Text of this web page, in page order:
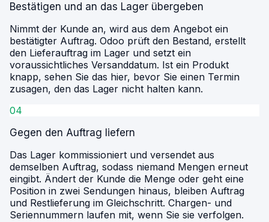
Bestätigen und an das Lager übergeben
Nimmt der Kunde an, wird aus dem Angebot ein
bestätigter Auftrag. Odoo prüft den Bestand, erstellt
den Lieferauftrag im Lager und setzt ein
voraussichtliches Versanddatum. Ist ein Produkt
knapp, sehen Sie das hier, bevor Sie einen Termin
zusagen, den das Lager nicht halten kann.
04
Gegen den Auftrag liefern
Das Lager kommissioniert und versendet aus
demselben Auftrag, sodass niemand Mengen erneut
eingibt. Ändert der Kunde die Menge oder geht eine
Position in zwei Sendungen hinaus, bleiben Auftrag
und Restlieferung im Gleichschritt. Chargen- und
Seriennummern laufen mit, wenn Sie sie verfolgen.